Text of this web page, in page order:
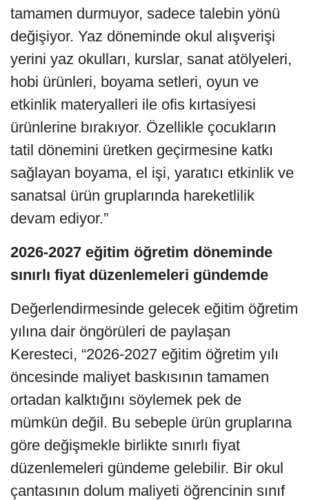
tamamen durmuyor, sadece talebin yönü
değişiyor. Yaz döneminde okul alışverişi
yerini yaz okulları, kurslar, sanat atölyeleri,
hobi ürünleri, boyama setleri, oyun ve
etkinlik materyalleri ile ofis kırtasiyesi
ürünlerine bırakıyor. Özellikle çocukların
tatil dönemini üretken geçirmesine katkı
sağlayan boyama, el işi, yaratıcı etkinlik ve
sanatsal ürün gruplarında hareketlilik
devam ediyor.”
2026-2027 eğitim öğretim döneminde
sınırlı fiyat düzenlemeleri gündemde
Değerlendirmesinde gelecek eğitim öğretim
yılına dair öngörüleri de paylaşan
Keresteci, “2026-2027 eğitim öğretim yılı
öncesinde maliyet baskısının tamamen
ortadan kalktığını söylemek pek de
mümkün değil. Bu sebeple ürün gruplarına
göre değişmekle birlikte sınırlı fiyat
düzenlemeleri gündeme gelebilir. Bir okul
çantasının dolum maliyeti öğrencinin sınıf